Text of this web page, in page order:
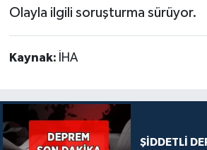
Olayla ilgili soruşturma sürüyor.
Kaynak: İHA
ŞİDDETLİ